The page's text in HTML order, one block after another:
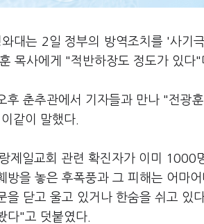
대는 2일 정부의 방역조치를 '사기
목사에게 "적반하장도 정도가 있다"
후 춘추관에서 기자들과 만나 "전광
같이 말했다.
제일교회 관련 확진자가 이미 1000
방을 놓은 후폭풍과 그 피해는 어마
을 닫고 울고 있거나 한숨을 쉬고 있
다"고 덧붙였다.